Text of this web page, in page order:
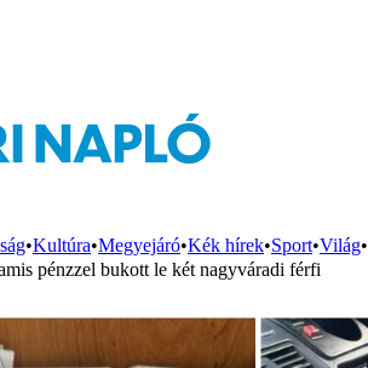
•Kultúra•Megyejáró•Kék hírek•Sport•Világ•
pénzzel bukott le két nagyváradi férfi